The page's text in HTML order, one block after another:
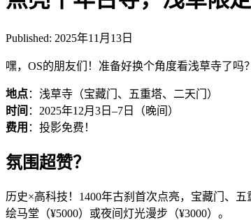
Published: 2025年11月13日
嘿，OS的朋友们！准备好换个角度看浅草寺了吗
地点：浅草寺（宝藏门、五重塔、二天门）
时间 ：2025年12月3日–7日（晚间）
费用 ：投影免费！
氛围超赞？
历史×高科技！1400年古刹首次点亮，宝藏门、
绘马堂（¥5000）或夜间灯光漫步（¥3000）。